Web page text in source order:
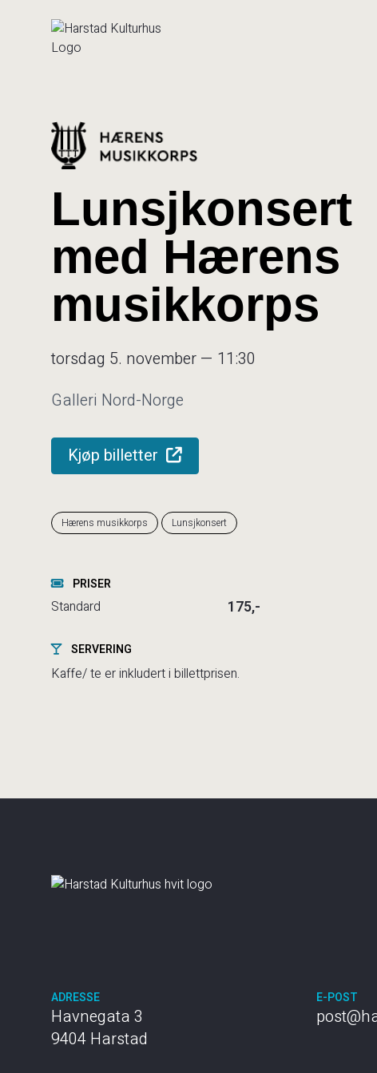
Lunsjkonsert
med Hærens
musikkorps
torsdag 5. november — 11:30
Galleri Nord-Norge
Kjøp billetter
Hærens musikkorps Lunsjkonsert
PRISER
Standard 175,-
SERVERING
Kaffe/ te er inkludert i billettprisen.
ADRESSE
Havnegata 3
9404 Harstad
E-POST